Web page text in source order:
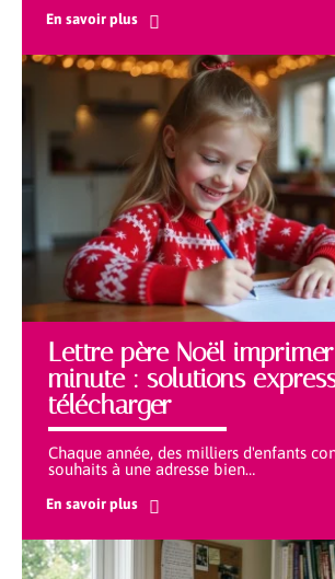
En savoir plus
Lettre père Noël
minute : solutions
télécharger
Chaque année, des milliers d'enfants
souhaits à une adresse bien…
En savoir plus